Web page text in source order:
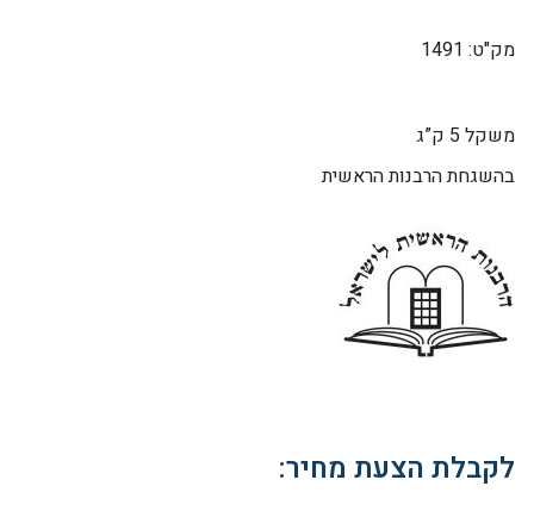
מק"ט: 1491
משקל 5 ק”ג
בהשגחת הרבנות הראשית
לקבלת הצעת מחיר: